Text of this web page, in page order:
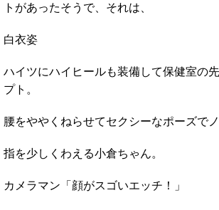
トがあったそうで、それは、
白衣姿
ハイツにハイヒールも装備して保健室の
プト。
腰をややくねらせてセクシーなポーズでノ
指を少しくわえる小倉ちゃん。
カメラマン「顔がスゴいエッチ！」